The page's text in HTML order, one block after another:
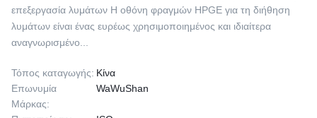
επεξεργασία λυμάτων Η οθόνη φραγμών HPGE για τη διήθηση
λυμάτων είναι ένας ευρέως χρησιμοποιημένος και ιδιαίτερα
αναγνωρισμένο...
Τόπος καταγωγής: Κίνα
Επωνυμία
Μάρκας:
WaWuShan